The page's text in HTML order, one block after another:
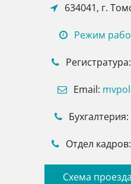
634041, г.
Режим
Регистратура:
Email:
Бухгалтерия:
Отдел кадров:
Схема